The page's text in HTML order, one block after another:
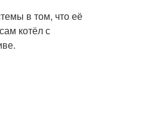
в том, что её
котёл с